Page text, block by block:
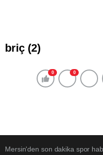
briç (2)
0 0
Mersin'den son dakika spor